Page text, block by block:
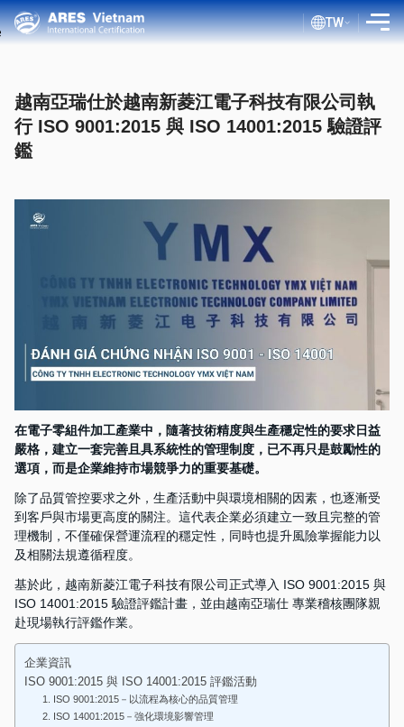
服務
證書查詢
TW
越南亞瑞仕於越南新菱江電子科技有限公司執
行 ISO 9001:2015 與 ISO 14001:2015 驗證評
鑑
在電子零組件加工產業中，隨著技術精度與生產穩定性的要求日益
嚴格，建立一套完善且具系統性的管理制度，已不再只是鼓勵性的
選項，而是企業維持市場競爭力的重要基礎。
除了品質管控要求之外，生產活動中與環境相關的因素，也逐漸受
到客戶與市場更高度的關注。這代表企業必須建立一致且完整的管
理機制，不僅確保營運流程的穩定性，同時也提升風險掌握能力以
及相關法規遵循程度。
基於此，越南新菱江電子科技有限公司正式導入 ISO 9001:2015 與
ISO 14001:2015 驗證評鑑計畫，並由越南亞瑞仕 專業稽核團隊親
赴現場執行評鑑作業。
企業資訊
ISO 9001:2015 與 ISO 14001:2015 評鑑活動
1. ISO 9001:2015－以流程為核心的品質管理
2. ISO 14001:2015－強化環境影響管理